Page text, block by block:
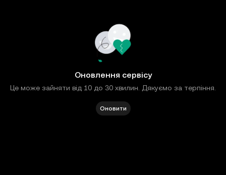
Оновлення сервісу
Це може зайняти від 10 до 30 хвилин. Дякуємо за терпіння.
Оновити